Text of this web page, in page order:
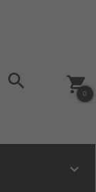
0